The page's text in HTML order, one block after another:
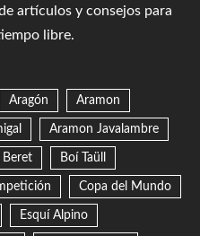
artículos y consejos para
libre.
Aragón Aramon
Aramon Javalambre
Beret Boí Taüll
Copa del Mundo
Esquí Alpino